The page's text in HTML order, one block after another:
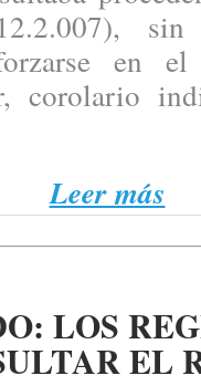
sin
en
corolario
Leer más
LOS
EL